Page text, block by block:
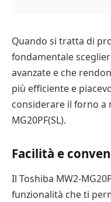
Quando si tratta di
fondamentale
avanzate e che
più efficiente e
considerare il forno a
MG20PF(SL).
Facilità e
Il Toshiba MW2-
funzionalità che ti